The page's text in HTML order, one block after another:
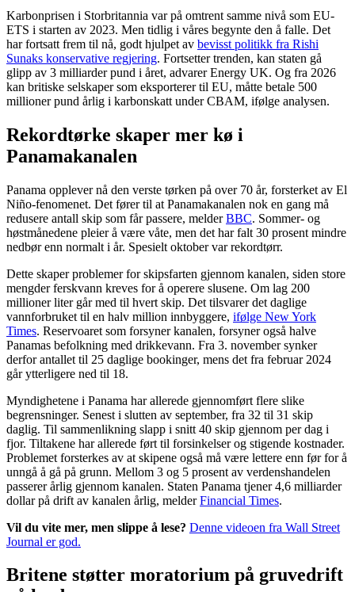
Karbonprisen i Storbritannia var på omtrent samme nivå som EU-
ETS i starten av 2023. Men tidlig i våres begynte den å falle. Det
har fortsatt frem til nå, godt hjulpet av bevisst politikk fra Rishi
Sunaks konservative regjering. Fortsetter trenden, kan staten gå
glipp av 3 milliarder pund i året, advarer Energy UK. Og fra 2026
kan britiske selskaper som eksporterer til EU, måtte betale 500
millioner pund årlig i karbonskatt under CBAM, ifølge analysen.
Rekordtørke skaper mer kø i
Panamakanalen
Panama opplever nå den verste tørken på over 70 år, forsterket av El
Niño-fenomenet. Det fører til at Panamakanalen nok en gang må
redusere antall skip som får passere, melderBBC. Sommer- og
høstmånedene pleier å være våte, men det har falt 30 prosent mindre
nedbør enn normalt i år. Spesielt oktober var rekordtørr.
Dette skaper problemer for skipsfarten gjennom kanalen, siden store
mengder ferskvann kreves for å operere slusene. Om lag 200
millioner liter går med til hvert skip. Det tilsvarer det daglige
vannforbruket til en halv million innbyggere, ifølge New York
Times. Reservoaret som forsyner kanalen, forsyner også halve
Panamas befolkning med drikkevann. Fra 3. november synker
derfor antallet til 25 daglige bookinger, mens det fra februar 2024
går ytterligere ned til 18.
Myndighetene i Panama har allerede gjennomført flere slike
begrensninger. Senest i slutten av september, fra 32 til 31 skip
daglig. Til sammenlikning slapp i snitt 40 skip gjennom per dag i
fjor. Tiltakene har allerede ført til forsinkelser og stigende kostnader.
Problemet forsterkes av at skipene også må være lettere enn før for å
unngå å gå på grunn. Mellom 3 og 5 prosent av verdenshandelen
passerer årlig gjennom kanalen. Staten Panama tjener 4,6 milliarder
dollar på drift av kanalen årlig, melderFinancial Times.
Vil du vite mer, men slippe å lese? Denne videoen fra Wall Street
Journal er god.
Britene støtter moratorium på gruvedrift